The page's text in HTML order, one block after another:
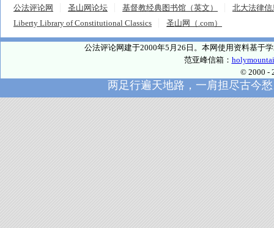
公法评论网 圣山网论坛 基督教经典图书馆（英文）
北大法律信
Liberty Library of Constitutional Classics
圣山网（.com）
公法评论网建于2000年5月26日。本网使用资料基于
范亚峰信箱：
© 2000 -
两足行遍天地路，一肩担尽古今